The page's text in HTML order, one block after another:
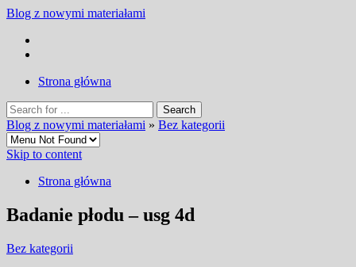
Blog z nowymi materiałami
Strona główna
Blog z nowymi materiałami » Bez kategorii
Skip to content
Strona główna
Badanie płodu – usg 4d
Bez kategorii